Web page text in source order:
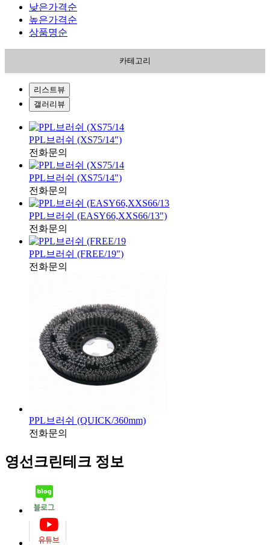
낮은가격순
높은가격순
상품명순
카테고리
리스트뷰
갤러리뷰
PPL브러쉬 (XS75/14")
전화문의
PPL브러쉬 (XS75/14")
전화문의
PPL브러쉬 (EASY66,XXS66/13")
전화문의
PPL브러쉬 (FREE/19")
전화문의
PPL브러쉬 (QUICK/360mm)
전화문의
영선크린테크 정보